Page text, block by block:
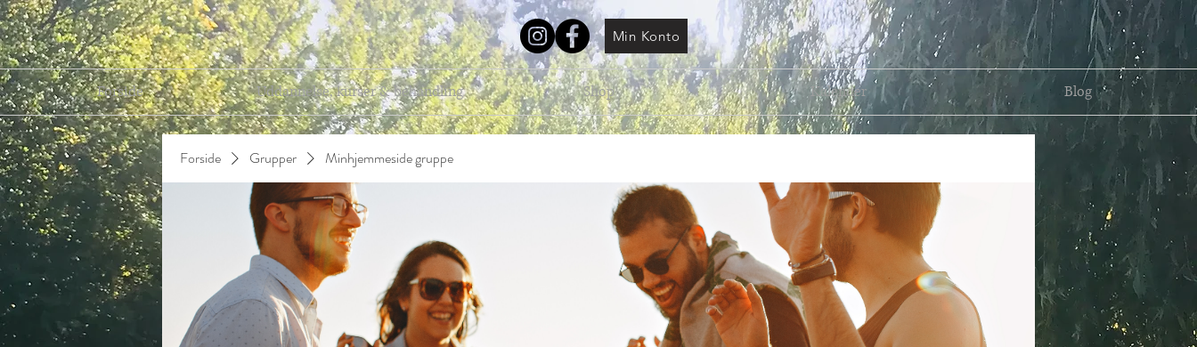
Min Konto
Forside Uddannelse, kurser & behandling Shop Kalender Blog
Forside Grupper Minhjemmeside gruppe